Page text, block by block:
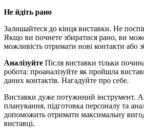
Не йдіть рано
Залишайтеся до кінця виставки. Не
Якщо ви почнете збиратися рано, ви
можливість отримати нові контакти або
Аналізуйте Після виставки тільки
робота: проаналізуйте як пройшла
даних контактів. Нагадуйте про себе.
Виставки дуже потужнний інструмент.
планування, підготовка персоналу та
допоможить отримати максимальну
виставці.